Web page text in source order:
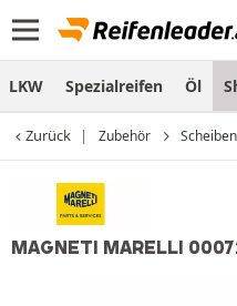
LKW Spezialreifen Öl
Zurück Zubehör
MAGNETI MARELLI